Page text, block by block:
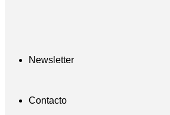
Newsletter
Contacto